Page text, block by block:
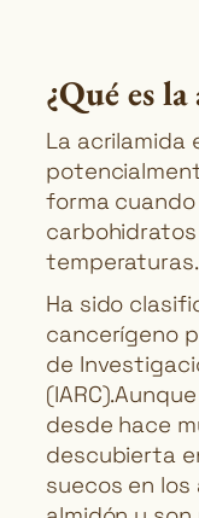
¿Qué es
La acrilamida
forma
temperaturas.
Ha sido
cancerígeno
de
desde hace
descubierta
suecos en